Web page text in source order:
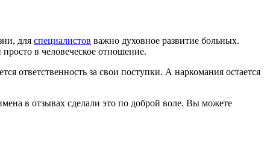
для специалистов важно духовное развитие больных.
в человеческое отношение.
ответственность за свои поступки. А наркомания остается
в отзывах сделали это по доброй воле. Вы можете